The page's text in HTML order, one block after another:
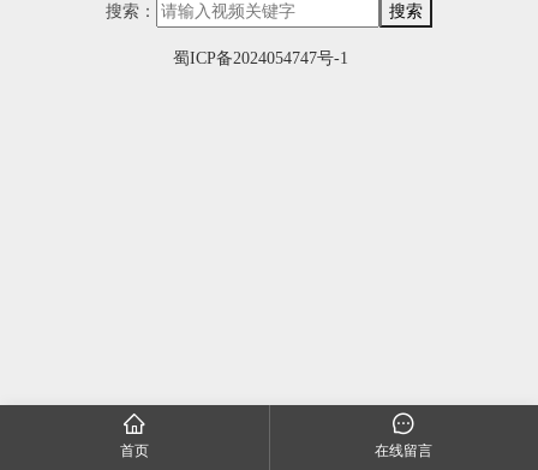
搜索： 搜索
蜀ICP备2024054747号-1
首页 在线留言